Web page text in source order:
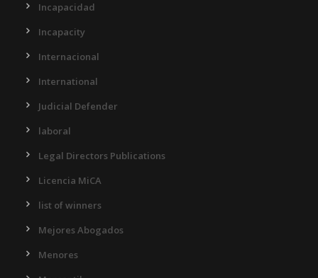
Incapacidad
Incapacity
Internacional
International
Judicial Defender
laboral
Legal Directors Publications
Licencia MiCA
list of winners
Mejores Abogados
Menores